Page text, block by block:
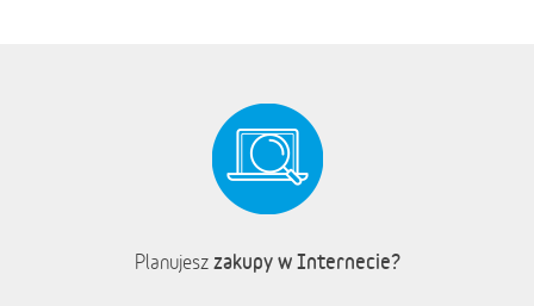
Planujesz zakupy w Internecie?